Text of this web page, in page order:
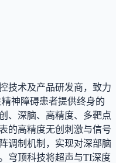
技术及产品研发商，致力
神障碍患者提供终身的
、深脑、高精度、多靶点
的高精度无创刺激与信号
调制机制，实现对深部脑
穹顶科技将超声与TI深度